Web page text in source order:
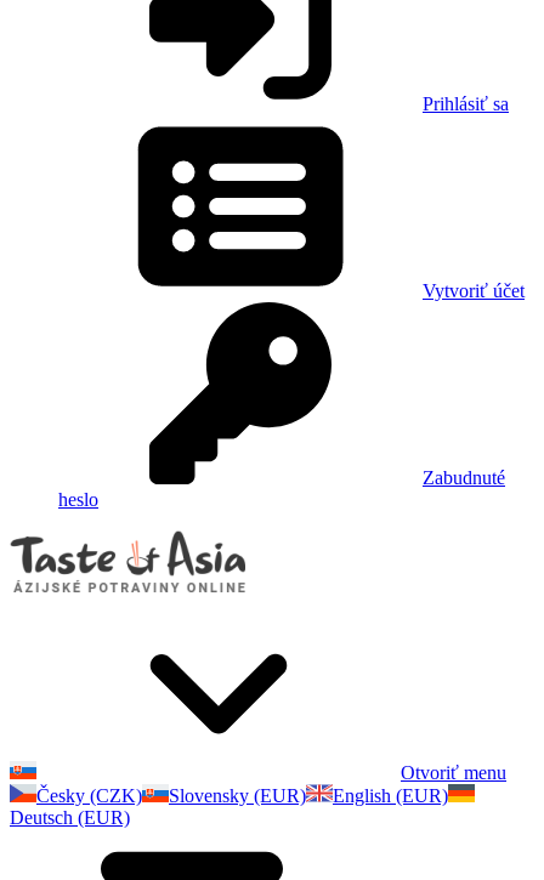
Prihlásiť sa
Vytvoriť účet
Zabudnuté
heslo
Otvoriť menu
Česky (CZK)
Slovensky (EUR)
English (EUR)
Deutsch (EUR)